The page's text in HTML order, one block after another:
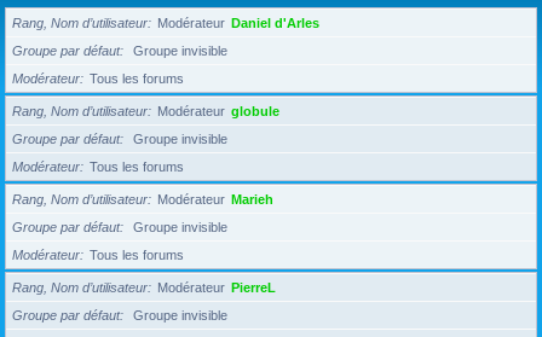
Rang, Nom d’utilisateur Modérateur Daniel d'Arles
Groupe par défaut
Groupe invisible
Modérateur
Tous les forums
Rang, Nom d’utilisateur Modérateur globule
Groupe par défaut
Groupe invisible
Modérateur
Tous les forums
Rang, Nom d’utilisateur Modérateur Marieh
Groupe par défaut
Groupe invisible
Modérateur
Tous les forums
Rang, Nom d’utilisateur Modérateur PierreL
Groupe par défaut
Groupe invisible